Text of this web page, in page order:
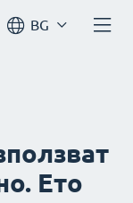
BG
Ето